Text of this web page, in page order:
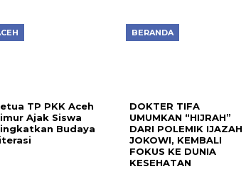
TP PKK Aceh
Ajak Siswa
Budaya
BERANDA
DOKTER TIFA
UMUMKAN “HIJRAH”
DARI POLEMIK IJAZAH
JOKOWI, KEMBALI
FOKUS KE DUNIA
KESEHATAN